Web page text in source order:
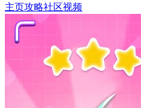
主页攻略社区视频